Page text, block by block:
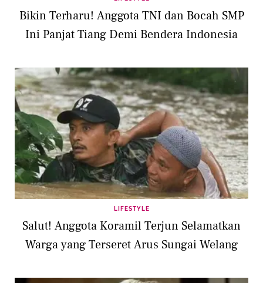
Bikin Terharu! Anggota TNI dan Bocah SMP
Ini Panjat Tiang Demi Bendera Indonesia
LIFESTYLE
Salut! Anggota Koramil Terjun Selamatkan
Warga yang Terseret Arus Sungai Welang